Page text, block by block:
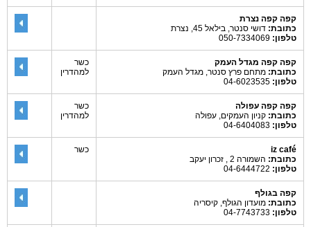
קפה קפה נצרת
כתובת: דושי סנטר, בילאל 45, נצרת
טלפון:
קפה קפה מגדל העמק
כתובת: מתחם פרץ סנטר, מגדל העמק
טלפון:
כשר
למהדרין
קפה קפה עפולה
כתובת: קניון העמקים, עפולה
טלפון:
כשר
למהדרין
iz café
כתובת: השמורה 2 , זכרון יעקב
טלפון:
כשר
קפה בגולף
כתובת: מועדון הגולף, קיסריה
טלפון: